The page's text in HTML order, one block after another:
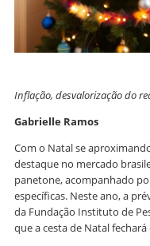
Inflação, desvalorização do
Gabrielle Ramos
Com o Natal se
destaque no mercado
panetone, acompanhado
específicas. Neste ano, a
da Fundação Instituto de
que a cesta de Natal